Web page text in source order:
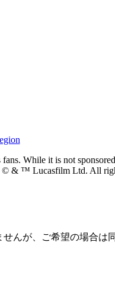
While it is not
© & ™ Lucasfilm Ltd. All
んが、ご希望の場合は